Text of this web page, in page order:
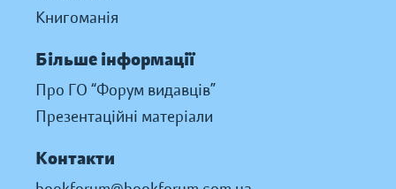
Книгоманія
Більше інформації
Про ГО “Форум видавців”
Презентаційні матеріали
Контакти